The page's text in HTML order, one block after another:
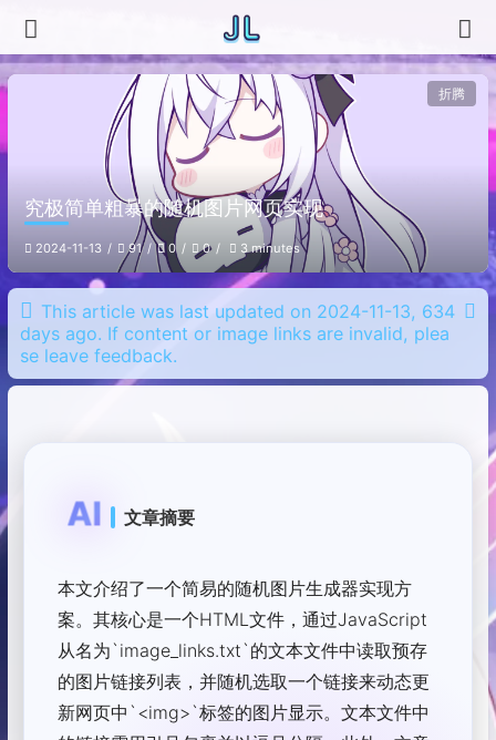
折腾
究极简单粗暴的随机图片网页实现
2024-11-13 91 0 0 3 minutes
This article was last updated on 2024-11-13, 634
days ago. If content or image links are invalid, plea
se leave feedback.
AI 文章摘要
本文介绍了一个简易的随机图片生成器实现方
案。其核心是一个HTML文件，通过JavaScript
从名为`image_links.txt`的文本文件中读取预存
的图片链接列表，并随机选取一个链接来动态更
新网页中`<img>`标签的图片显示。文本文件中